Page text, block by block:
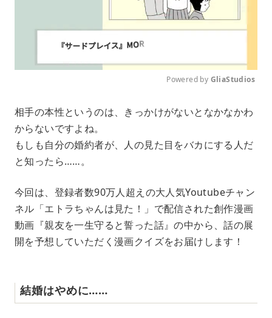
u
e
Powered by GliaStudios
相手の本性というのは、きっかけがないとなかなかわ
からないですよね。
もしも自分の婚約者が、人の見た目をバカにする人だ
と知ったら……。
今回は、登録者数90万人超えの大人気Youtubeチャン
ネル「エトラちゃんは見た！」で配信された創作漫画
動画『親友を一生守ると誓った話』の中から、話の展
開を予想していただく漫画クイズをお届けします！
結婚はやめに……